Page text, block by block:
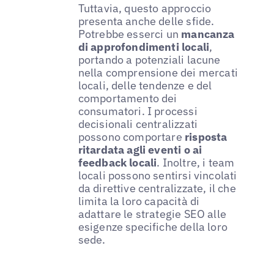
Tuttavia, questo approccio
presenta anche delle sfide.
Potrebbe esserci un mancanza
di approfondimenti locali,
portando a potenziali lacune
nella comprensione dei mercati
locali, delle tendenze e del
comportamento dei
consumatori. I processi
decisionali centralizzati
possono comportare risposta
ritardata agli eventi o ai
feedback locali. Inoltre, i team
locali possono sentirsi vincolati
da direttive centralizzate, il che
limita la loro capacità di
adattare le strategie SEO alle
esigenze specifiche della loro
sede.